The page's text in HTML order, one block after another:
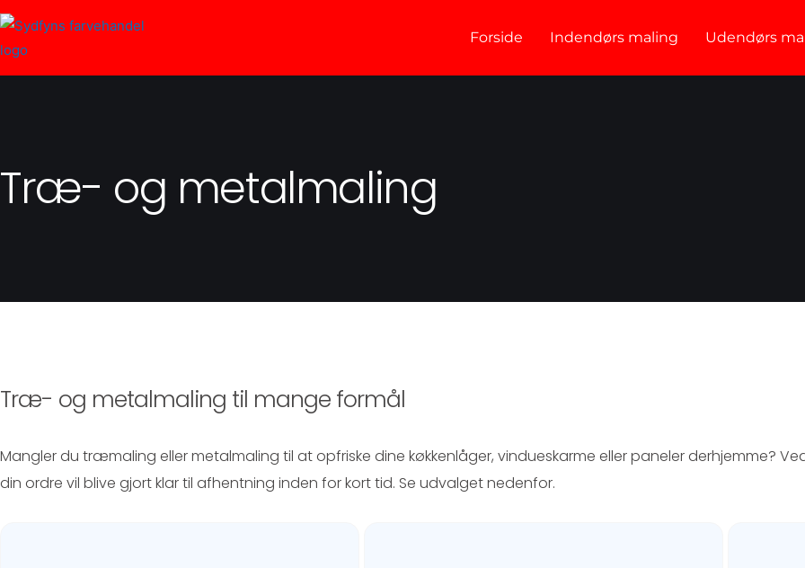
Forside Indendørs maling Udendørs
Træ- og metalmaling
Træ- og metalmaling til mange formål
Mangler du træmaling eller metalmaling til at opfriske dine køkkenlåger, vindueskarme eller paneler derhjemme?
din ordre vil blive gjort klar til afhentning inden for kort tid. Se udvalget nedenfor.